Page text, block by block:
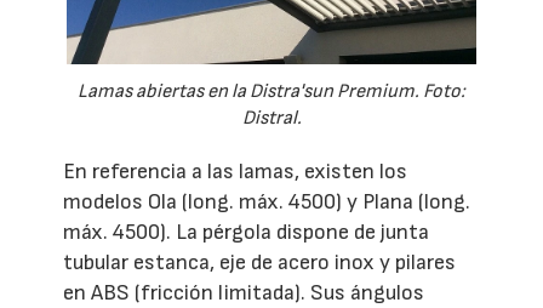
Lamas abiertas en la Distra'sun Premium. Foto:
Distral.
En referencia a las lamas, existen los
modelos Ola (long. máx. 4500) y Plana (long.
máx. 4500). La pérgola dispone de junta
tubular estanca, eje de acero inox y pilares
en ABS (fricción limitada). Sus ángulos